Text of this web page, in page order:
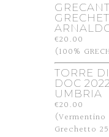
€20.00
(100%
TORRE
DOC
UMBRIA
€20.00
(Vermentino
Grechetto